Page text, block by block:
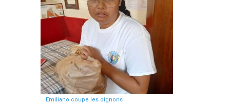
Emiliano coupe les oignons